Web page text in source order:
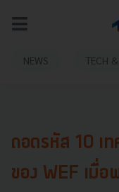
NEWS TECH
ถอดรหัส 10 เ
ของ WEF เมื่อ